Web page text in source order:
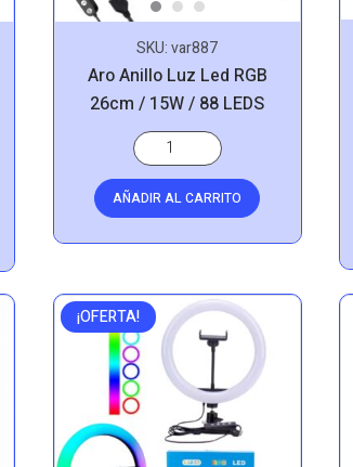
SKU:var887
Aro Anillo Luz Led RGB
26cm / 15W / 88 LEDS
AÑADIR AL CARRITO
¡OFERTA!